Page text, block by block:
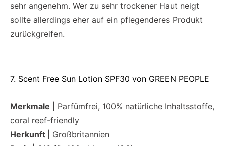
sehr angenehm. Wer zu sehr trockener Haut neigt
sollte allerdings eher auf ein pflegenderes Produkt
zurückgreifen.
7. Scent Free Sun Lotion SPF30 von GREEN PEOPLE
Merkmale | Parfümfrei, 100% natürliche Inhaltsstoffe,
coral reef-friendly
Herkunft
| Großbritannien